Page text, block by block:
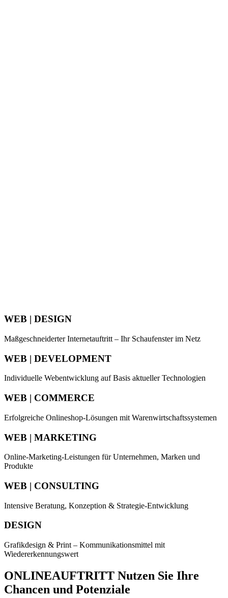
WEB | DESIGN
Maßgeschneiderter Internetauftritt – Ihr Schaufenster im Netz
WEB | DEVELOPMENT
Individuelle Webentwicklung auf Basis aktueller Technologien
WEB | COMMERCE
Erfolgreiche Onlineshop-Lösungen mit Warenwirtschaftssystemen
WEB | MARKETING
Online-Marketing-Leistungen für Unternehmen, Marken und
Produkte
WEB | CONSULTING
Intensive Beratung, Konzeption & Strategie-Entwicklung
DESIGN
Grafikdesign & Print – Kommunikationsmittel mit
Wiedererkennungswert
ONLINEAUFTRITT Nutzen Sie Ihre
Chancen und Potenziale